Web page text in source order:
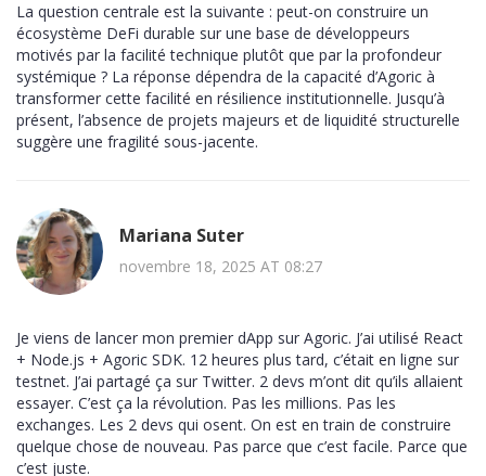
La question centrale est la suivante : peut-on construire un
écosystème DeFi durable sur une base de développeurs
motivés par la facilité technique plutôt que par la profondeur
systémique ? La réponse dépendra de la capacité d’Agoric à
transformer cette facilité en résilience institutionnelle. Jusqu’à
présent, l’absence de projets majeurs et de liquidité structurelle
suggère une fragilité sous-jacente.
Mariana Suter
novembre 18, 2025 AT 08:27
Je viens de lancer mon premier dApp sur Agoric. J’ai utilisé React
+ Node.js + Agoric SDK. 12 heures plus tard, c’était en ligne sur
testnet. J’ai partagé ça sur Twitter. 2 devs m’ont dit qu’ils allaient
essayer. C’est ça la révolution. Pas les millions. Pas les
exchanges. Les 2 devs qui osent. On est en train de construire
quelque chose de nouveau. Pas parce que c’est facile. Parce que
c’est juste.